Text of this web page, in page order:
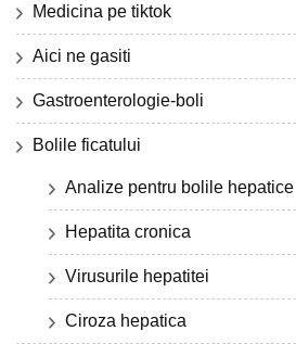
Medicina pe tiktok
Aici ne gasiti
Gastroenterologie-boli
Bolile ficatului
Analize pentru bolile hepatice
Hepatita cronica
Virusurile hepatitei
Ciroza hepatica